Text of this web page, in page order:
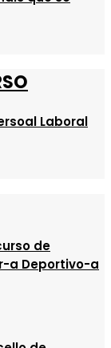
Laboral
de
a Deportivo-a